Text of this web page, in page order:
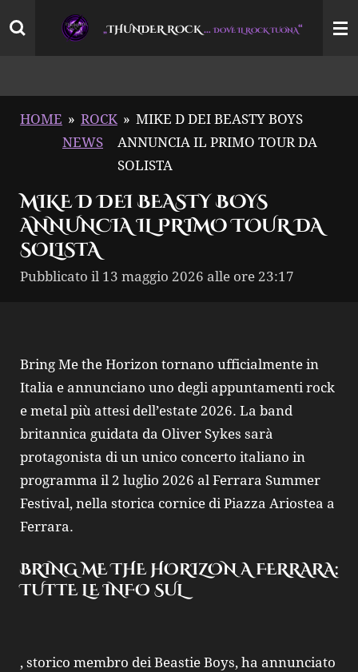
Vai
„THUNDER ROCK…DOVE IL ROCK TUONA“
HOME » ROCK
NEWS
» MIKE D DEI BEASTY BOYS
ANNUNCIA IL PRIMO TOUR DA
SOLISTA
MIKE D DEI BEASTY BOYS
ANNUNCIA IL PRIMO TOUR DA
SOLISTA
Pubblicato il 13 maggio 2026 alle ore 23:17
Bring Me the Horizon tornano ufficialmente in
Italia e annunciano uno degli appuntamenti rock
e metal più attesi dell’estate 2026. La band
britannica guidata da Oliver Sykes sarà
protagonista di un unico concerto italiano in
programma il 2 luglio 2026 al Ferrara Summer
Festival, nella storica cornice di Piazza Ariostea a
Ferrara.
BRING ME THE HORIZON A FERRARA:
TUTTE LE INFO SUL
, storico membro deiBeastie Boys, ha annunciato